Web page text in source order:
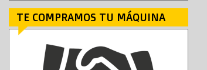
TE COMPRAMOS TU MÁQUINA